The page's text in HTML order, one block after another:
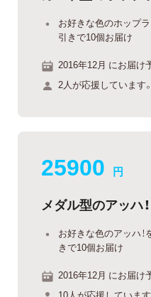
お好きな色のホップラ
引きで10個お届け
2016年12月 にお届け
2人が応援しています。
25900 円
メダル型のアッハ
お好きな色のアッハ！
きで10個お届け
2016年12月 にお届け